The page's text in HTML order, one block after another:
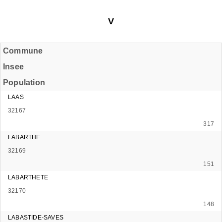
V
Commune
Insee
Population
LAAS
32167
317
LABARTHE
32169
151
LABARTHETE
32170
148
LABASTIDE-SAVES